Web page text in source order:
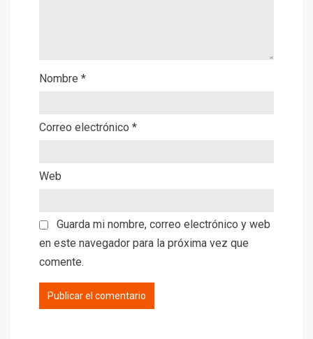
Nombre *
Correo electrónico *
Web
Guarda mi nombre, correo electrónico y web
en este navegador para la próxima vez que
comente.